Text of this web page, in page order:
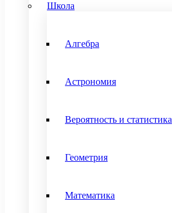
Школа
Алгебра
Астрономия
Вероятность и статистика
Геометрия
Математика